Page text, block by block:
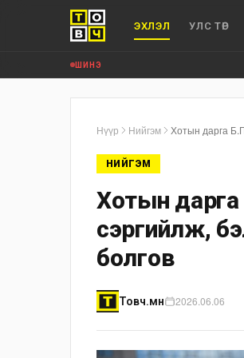
ЭХЛЭЛ УЛС ТӨР
ШИНЭ “Цааснаас
Нүүр Нийгэм Хотын дарга
НИЙГЭМ
Хотын дарга
сэргийлж,
болгов
Товч.мн 2026.06.06